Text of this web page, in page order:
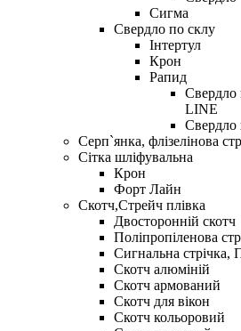
Сигма
Свердло по склу
Інтертул
Крон
Рапид
Свердло
LINE
Свердло
Серп`янка, флізелінова
Сітка шліфувальна
Крон
Форт Лайн
Скотч,Стрейч плівка
Двосторонній скотч
Поліпропіленова
Сигнальна стрічка,
Скотч алюміній
Скотч армований
Скотч для вікон
Скотч кольоровий